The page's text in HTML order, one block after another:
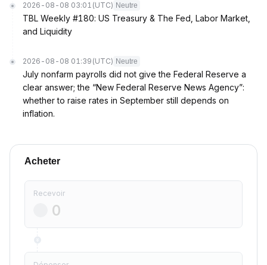
2026-08-08 03:01 (UTC) Neutre
TBL Weekly #180: US Treasury & The Fed, Labor Market,
and Liquidity
2026-08-08 01:39 (UTC) Neutre
July nonfarm payrolls did not give the Federal Reserve a
clear answer; the “New Federal Reserve News Agency”:
whether to raise rates in September still depends on
inflation.
Acheter
Recevoir